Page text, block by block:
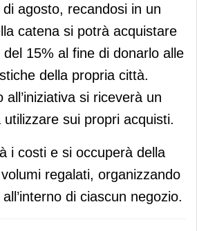
agosto, recandosi in un
catena si potrà acquistare
15% al fine di donarlo alle
della propria città.
si riceverà un
sui propri acquisti.
i costi e si occuperà della
regalati, organizzando
di ciascun negozio.